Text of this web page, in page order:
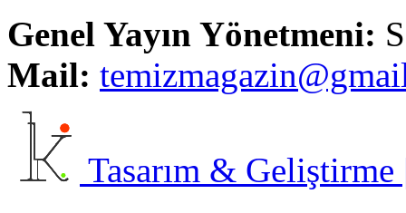
Genel Yayın Yönetmeni:
Mail: t
Tasarım &